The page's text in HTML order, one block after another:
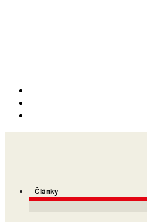
Články